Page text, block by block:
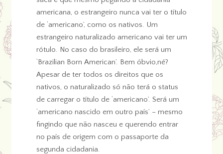
americana, o estrangeiro nunca vai ter o título
de ‘americano’, como os nativos. Um
estrangeiro naturalizado americano vai ter um
rótulo. No caso do brasileiro, ele será um
‘Brazilian Born American’. Bem óbvio,né?
Apesar de ter todos os direitos que os
nativos, o naturalizado só não terá o status
de carregar o título de ‘americano’. Será um
‘americano nascido em outro país’ – mesmo
fingindo que não nasceu e querendo entrar
no país de origem com o passaporte da
segunda cidadania.